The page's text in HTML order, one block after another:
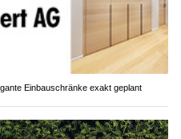
Einbauschränke exakt geplant